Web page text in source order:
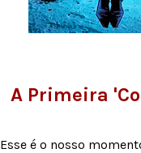
A Primeira
Esse é o nosso